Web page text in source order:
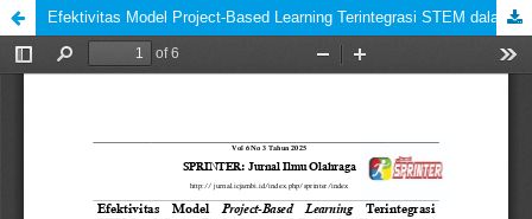
Efektivitas Model Project-Based Learning Terintegrasi STEM dalam Peningkatan Motivasi Siswa pada Pembelajaran PJOK